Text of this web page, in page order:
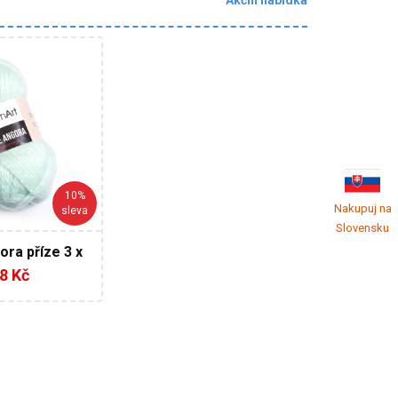
Nakupuj na
Slovensku
Vlna - 80%
150
3
10%
sleva
příze 3 x
AKCE
Kč